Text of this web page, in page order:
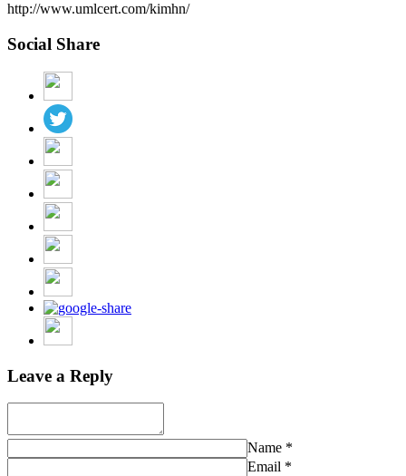
http://www.umlcert.com/kimhn/
Social Share
Leave a Reply
Name *
Email *